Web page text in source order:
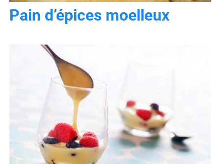
Pain d’épices moelleux